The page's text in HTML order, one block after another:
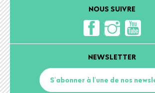
NOUS SUIVRE
NEWSLETTER
S'abonner à l'une de nos